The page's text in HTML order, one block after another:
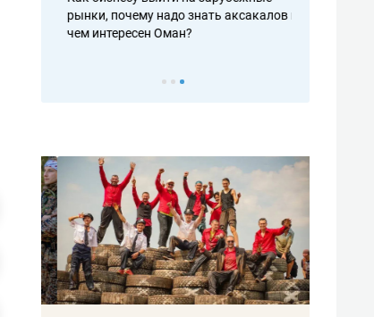
рынки, почему надо знать аксакалов и
чем интересен Оман?